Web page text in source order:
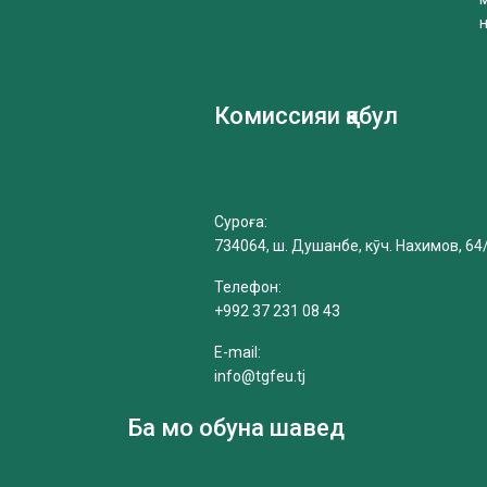
Комиссияи қабул
Суроға:
734064, ш. Душанбе, кӯч. Нахимов,
Телефон:
+992 37 231 08 43
E-mail:
info@tgfeu.tj
Ба мо обуна шавед